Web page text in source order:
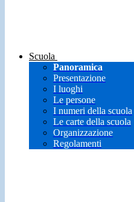
Scuola
Panoramica
Presentazione
I luoghi
Le persone
I numeri della scuola
Le carte della scuola
Organizzazione
Regolamenti